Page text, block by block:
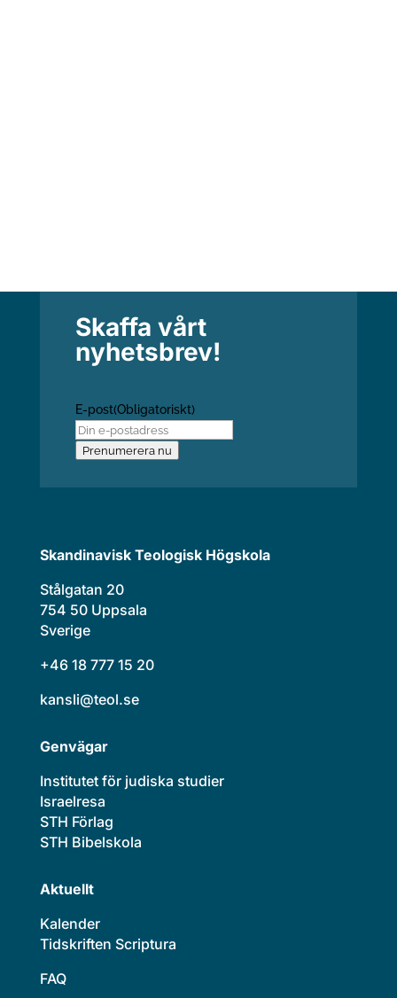
Skaffa vårt
nyhetsbrev!
E-post(Obligatoriskt)
Prenumerera nu
Skandinavisk Teologisk Högskola
Stålgatan 20
754 50 Uppsala
Sverige
+46 18 777 15 20
kansli@teol.se
Genvägar
Institutet för judiska studier
Israelresa
STH Förlag
STH Bibelskola
Aktuellt
Kalender
Tidskriften Scriptura
FAQ